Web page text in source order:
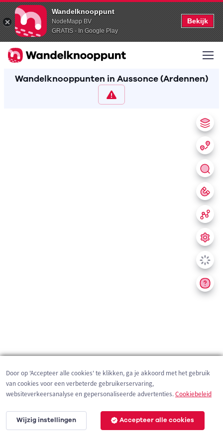
Wandelknooppunt
NodeMapp BV
GRATIS - In Google Play
Bekijk
Wandelknooppunten in Aussonce (Ardennen)
200 m
Door op 'Accepteer alle cookies' te klikken, ga je akkoord met het gebruik
van cookies voor een verbeterde gebruikerservaring,
websiteverkeersanalyse en gepersonaliseerde advertenties.Cookiebeleid
Wijzig instellingen Accepteer alle cookies